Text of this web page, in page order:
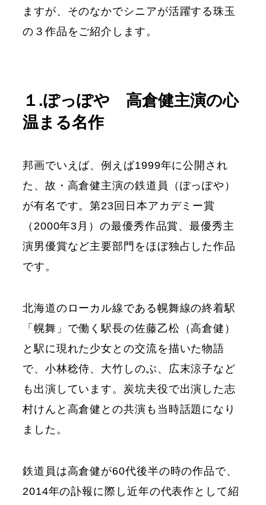
ますが、そのなかでシニアが活躍する珠玉
の３作品をご紹介します。
１.ぽっぽや 高倉健主演の心
温まる名作
邦画でいえば、例えば1999年に公開され
た、故・高倉健主演の鉄道員（ぽっぽや）
が有名です。第23回日本アカデミー賞
（2000年3月）の最優秀作品賞、最優秀主
演男優賞など主要部門をほぼ独占した作品
です。
北海道のローカル線である幌舞線の終着駅
「幌舞」で働く駅長の佐藤乙松（高倉健）
と駅に現れた少女との交流を描いた物語
で、小林稔侍、大竹しのぶ、広末涼子など
も出演しています。炭坑夫役で出演した志
村けんと高倉健との共演も当時話題になり
ました。
鉄道員は高倉健が60代後半の時の作品で、
2014年の訃報に際し近年の代表作として紹